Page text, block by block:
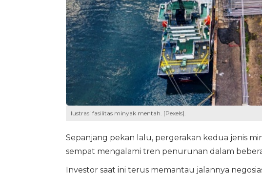
Ilustrasi fasilitas minyak mentah. [Pexels].
Sepanjang pekan lalu, pergerakan kedua jenis
sempat mengalami tren penurunan dalam
Investor saat ini terus memantau jalannya